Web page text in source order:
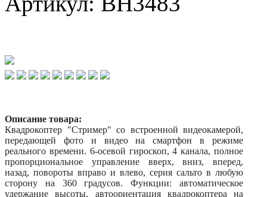
Описание товара:
Квадрокоптер "Стример" со встроенной видеокамерой,
передающей фото и видео на смартфон в режиме
реального времени. 6-осевой гироскоп, 4 канала, полное
пропорциональное управление вверх, вниз, вперед,
назад, повороты вправо и влево, серия сальто в любую
сторону на 360 градусов. Функции: автоматическое
удержание высоты, автоориентация квадрокоптера на